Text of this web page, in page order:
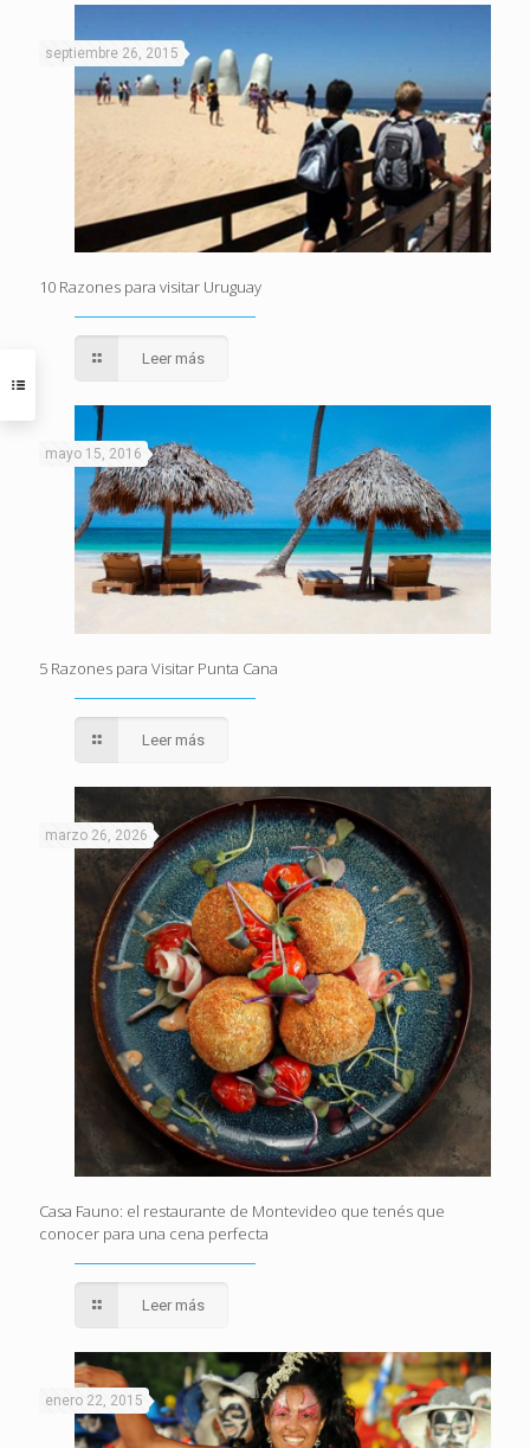
septiembre 26, 2015
10 Razones para visitar Uruguay
Leer más
mayo 15, 2016
5 Razones para Visitar Punta Cana
Leer más
marzo 26, 2026
Casa Fauno: el restaurante de Montevideo que tenés que
conocer para una cena perfecta
Leer más
enero 22, 2015